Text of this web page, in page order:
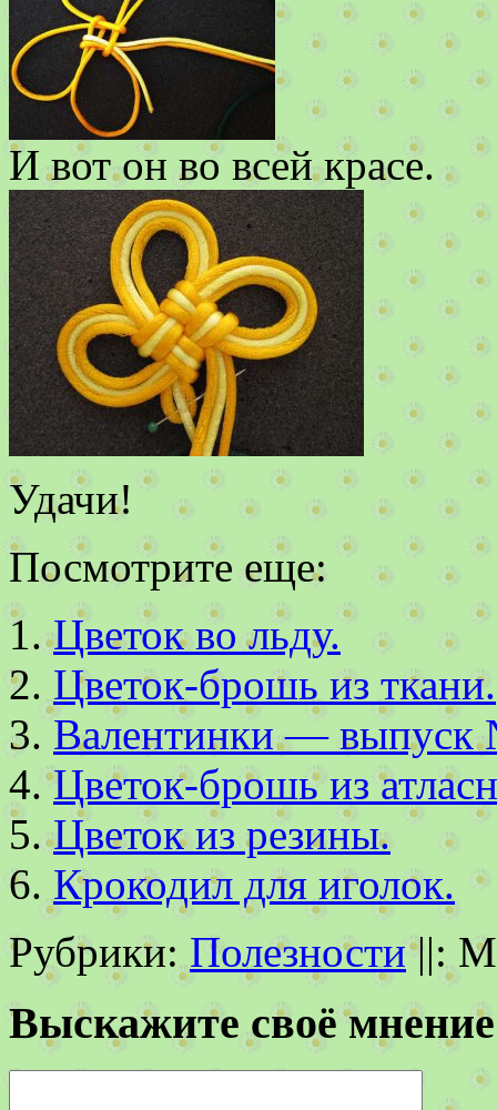
И вот он во всей красе.
Удачи!
Посмотрите еще:
Цветок во льду.
Цветок-брошь из ткани.
Валентинки —
Цветок-брошь из
Цветок из резины.
Крокодил для иголок.
Рубрики: Полезности||:
Выскажите своё мнение